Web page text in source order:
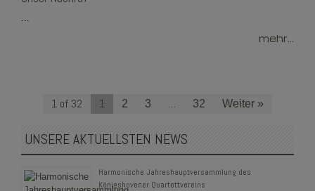
mehr...
1 of 32 1 2 3 … 32 Weiter »
UNSERE AKTUELLSTEN NEWS
Harmonische Jahreshauptversammlung des
Königshovener Quartettvereins